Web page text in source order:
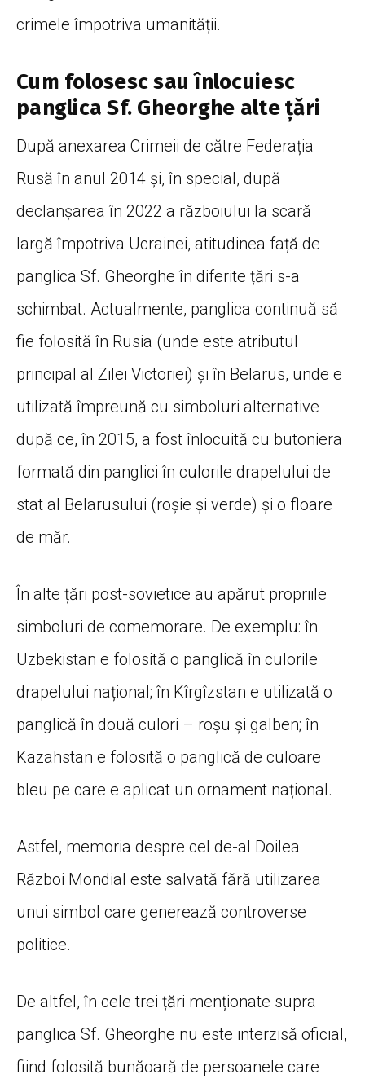
crimele împotriva umanității.
Cum folosesc sau înlocuiesc
panglica Sf. Gheorghe alte țări
După anexarea Crimeii de către Federația
Rusă în anul 2014 și, în special, după
declanșarea în 2022 a războiului la scară
largă împotriva Ucrainei, atitudinea față de
panglica Sf. Gheorghe în diferite țări s-a
schimbat. Actualmente, panglica continuă să
fie folosită în Rusia (unde este atributul
principal al Zilei Victoriei) și în Belarus, unde e
utilizată împreună cu simboluri alternative
după ce, în 2015, a fost înlocuită cu butoniera
formată din panglici în culorile drapelului de
stat al Belarusului (roşie şi verde) şi o floare
de măr.
În alte țări post-sovietice au apărut propriile
simboluri de comemorare. De exemplu: în
Uzbekistan e folosită o panglică în culorile
drapelului național; în Kîrgîzstan e utilizată o
panglică în două culori – roșu și galben; în
Kazahstan e folosită o panglică de culoare
bleu pe care e aplicat un ornament național.
Astfel, memoria despre cel de-al Doilea
Război Mondial este salvată fără utilizarea
unui simbol care generează controverse
politice.
De altfel, în cele trei țări menționate supra
panglica Sf. Gheorghe nu este interzisă oficial,
fiind folosită bunăoară de persoanele care